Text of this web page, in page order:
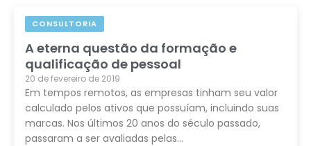
CONSULTORIA
A eterna questão da formação e
qualificação de pessoal
20 de fevereiro de 2019
Em tempos remotos, as empresas tinham seu valor
calculado pelos ativos que possuíam, incluindo suas
marcas. Nos últimos 20 anos do século passado,
passaram a ser avaliadas pelas…